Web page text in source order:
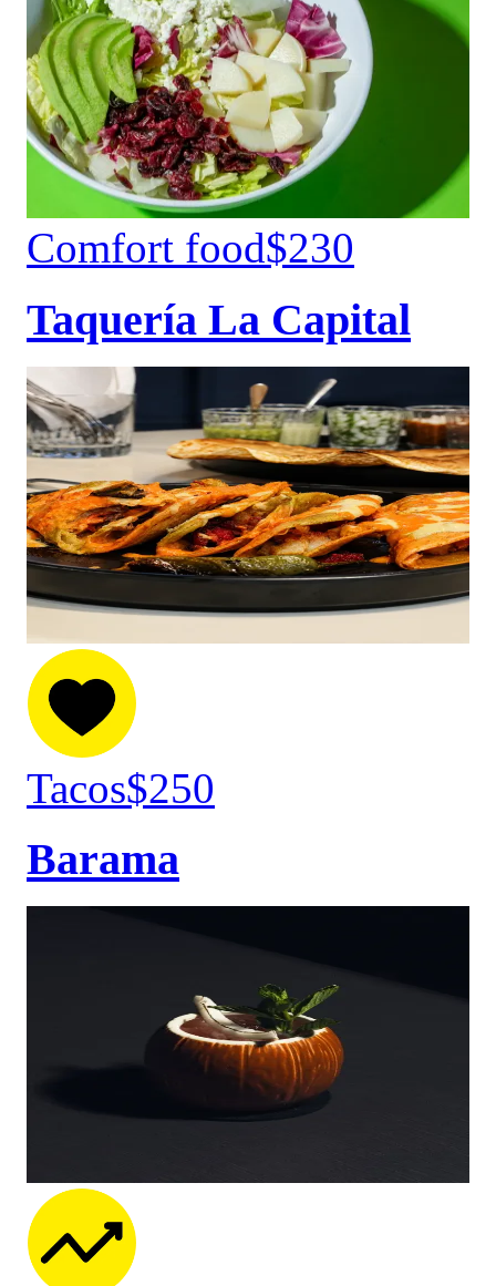
Comfort food$230
Taquería La Capital
Tacos$250
Barama